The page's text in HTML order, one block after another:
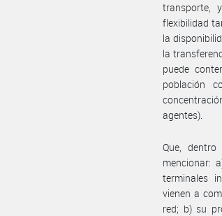
transporte,
flexibilidad
la
la
puede
población
agentes).
Que,
mencionar:
terminales
vienen a
red; b) su